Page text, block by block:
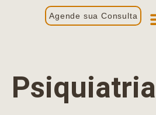
Agende sua Consulta
Psiquiatria